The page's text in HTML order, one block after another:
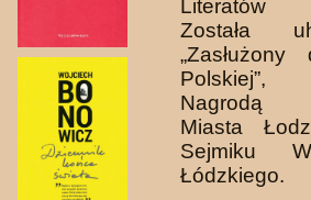
Literatów
Została
Polskiej”,
Nagrodą
Miasta
Sejmiku
Łódzkiego.